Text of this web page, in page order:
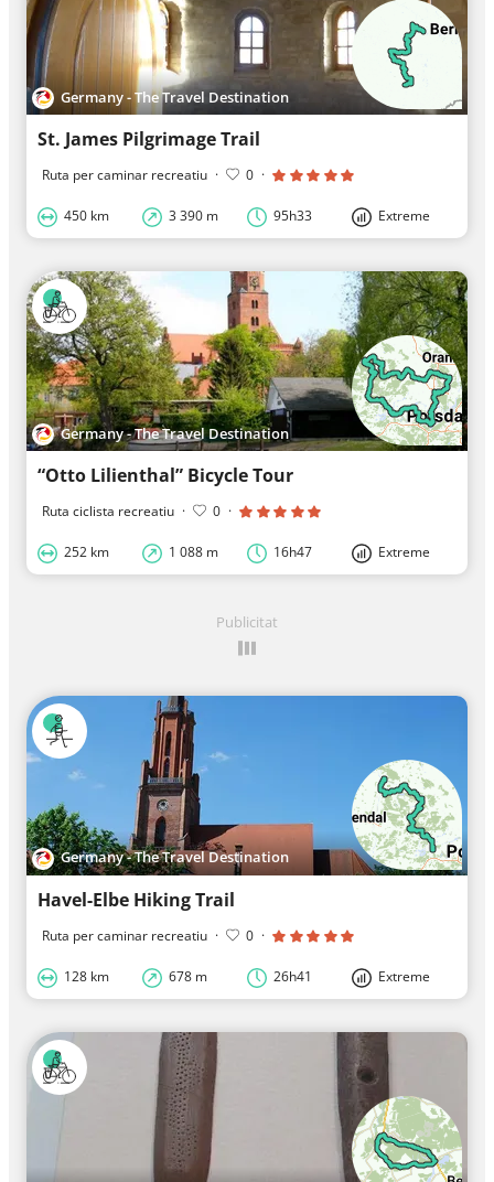
Germany - The Travel Destination
St. James Pilgrimage Trail
Ruta per caminar recreatiu · 0 ·
450 km 3 390 m 95h33 Extreme
Germany - The Travel Destination
“Otto Lilienthal” Bicycle Tour
Ruta ciclista recreatiu · 0 ·
252 km 1 088 m 16h47 Extreme
Publicitat
Germany - The Travel Destination
Havel-Elbe Hiking Trail
Ruta per caminar recreatiu · 0 ·
128 km 678 m 26h41 Extreme